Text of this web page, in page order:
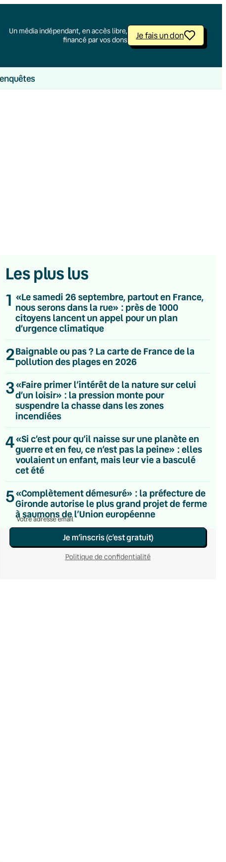
Un média indépendant, en accès libre,
financé par vos dons
Je fais un don
Les plus lus
1 «Le samedi 26 septembre, partout en France,
nous serons dans la rue» : près de 1000
citoyens lancent un appel pour un plan
d’urgence climatique
2Baignable ou pas ? La carte de France de la
pollution des plages en 2026
3«Faire primer l’intérêt de la nature sur celui
d’un loisir» : la pression monte pour
suspendre la chasse dans les zones
incendiées
4«Si c’est pour qu’il naisse sur une planète en
guerre et en feu, ce n’est pas la peine» : elles
voulaient un enfant, mais leur vie a basculé
cet été
5«Complètement démesuré» : la préfecture de
Gironde autorise le plus grand projet de ferme
à saumons de l’Union européenne
💌 Inscrivez-vous à nos newsletters
Quotidienne
Du lundi au vendredi
Hebdomadaire
Le samedi
Chaleurs Actuelles
Une fois par mois
C’était Mieux Après
Occasionnelle
Je m’inscris (c’est gratuit)
Politique de confidentialité